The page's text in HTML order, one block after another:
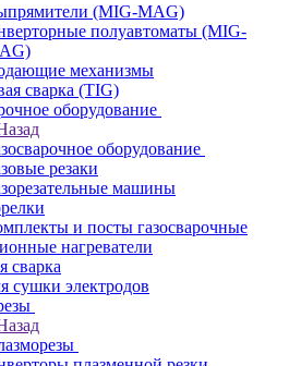
(MIG-MAG)
полуавтоматы (MIG-
механизмы
сварка (TIG)
оборудование
оборудование
резаки
машины
и посты газосварочные
нагреватели
сварка
сушки электродов